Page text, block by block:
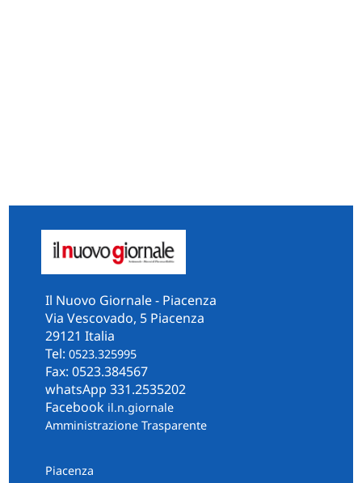
Il Nuovo Giornale - Piacenza
Via Vescovado, 5 Piacenza
29121 Italia
Tel: 0523.325995
Fax: 0523.384567
whatsApp 331.2535202
Facebook il.n.giornale
Amministrazione Trasparente
Piacenza